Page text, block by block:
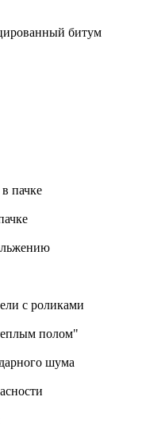
битум
пачке
с роликами
полом"
шума